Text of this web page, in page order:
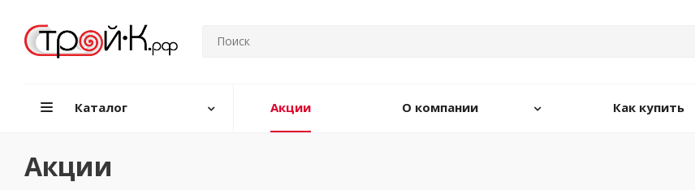
Каталог Акции О компании Как купить
Акции